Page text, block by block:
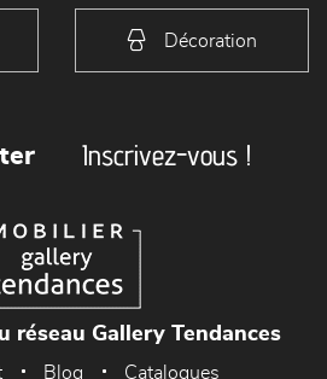
Décoration
Inscrivez-vous !
réseau Gallery Tendances
Blog Catalogues